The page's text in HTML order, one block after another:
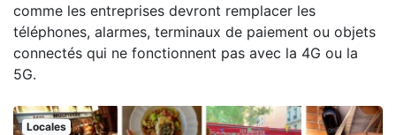
comme les entreprises devront remplacer les
téléphones, alarmes, terminaux de paiement ou objets
connectés qui ne fonctionnent pas avec la 4G ou la
5G.
Locales